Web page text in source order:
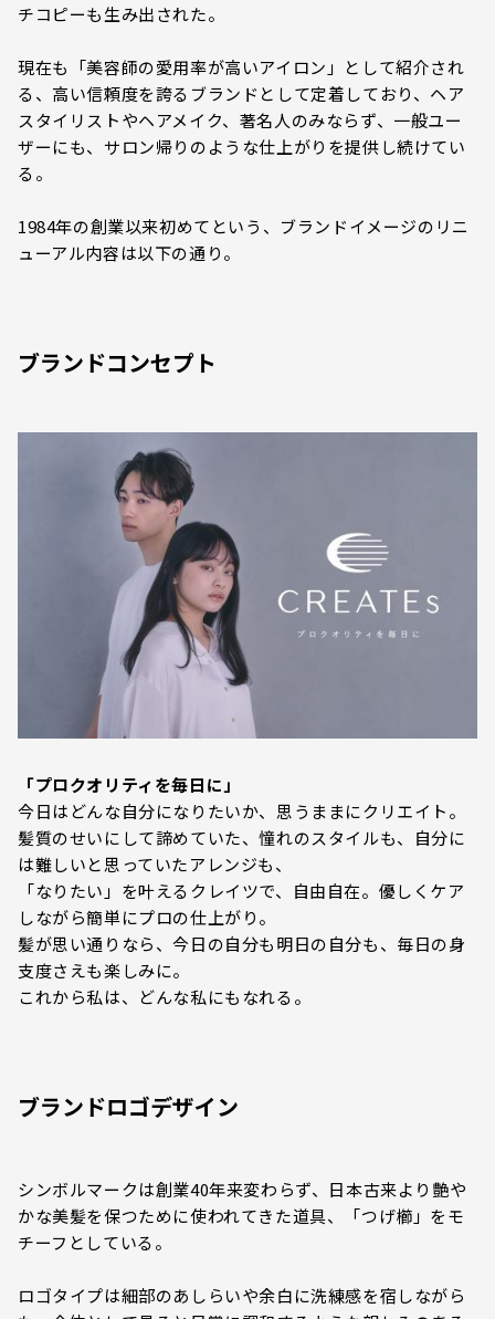
チコピーも生み出された。
現在も「美容師の愛用率が高いアイロン」として紹介され
る、高い信頼度を誇るブランドとして定着しており、ヘア
スタイリストやヘアメイク、著名人のみならず、一般ユー
ザーにも、サロン帰りのような仕上がりを提供し続けてい
る。
1984年の創業以来初めてという、ブランドイメージのリニ
ューアル内容は以下の通り。
ブランドコンセプト
「プロクオリティを毎日に」
今日はどんな自分になりたいか、思うままにクリエイト。
髪質のせいにして諦めていた、憧れのスタイルも、自分に
は難しいと思っていたアレンジも、
「なりたい」を叶えるクレイツで、自由自在。優しくケア
しながら簡単にプロの仕上がり。
髪が思い通りなら、今日の自分も明日の自分も、毎日の身
支度さえも楽しみに。
これから私は、どんな私にもなれる。
ブランドロゴデザイン
シンボルマークは創業40年来変わらず、日本古来より艶や
かな美髪を保つために使われてきた道具、「つげ櫛」をモ
チーフとしている。
ロゴタイプは細部のあしらいや余白に洗練感を宿しながら